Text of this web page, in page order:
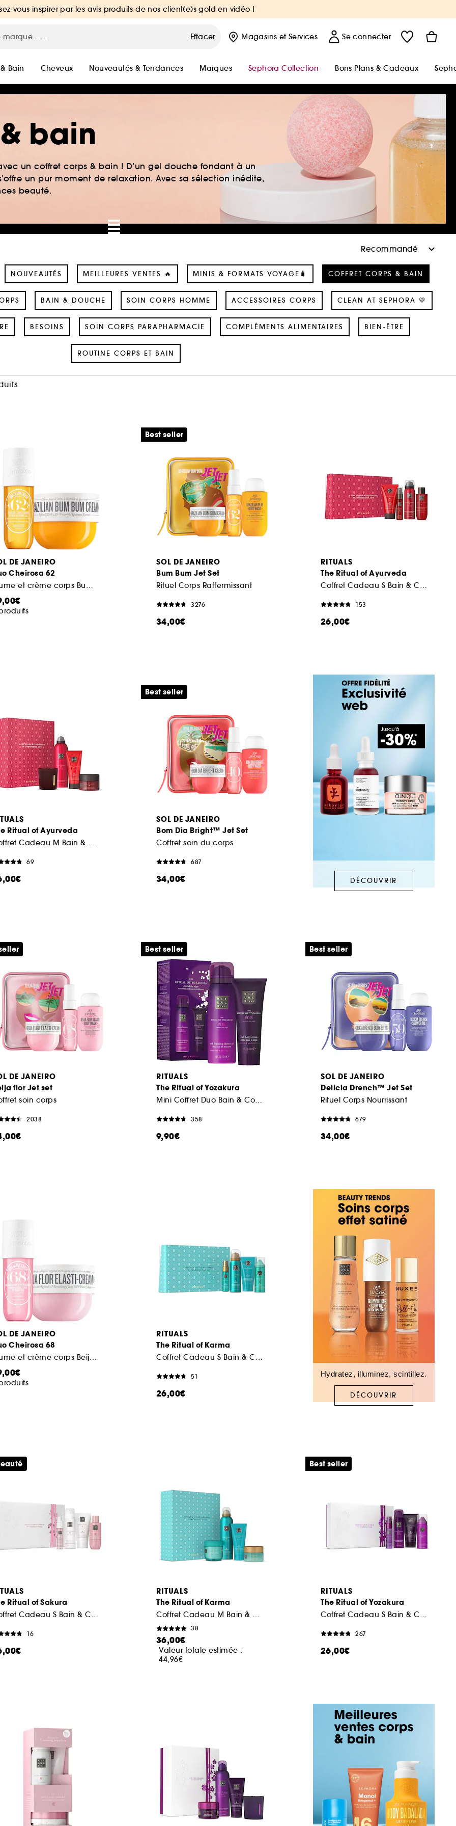
vous inspirer par les avis produits de nos client(e)s gold en vidéo !
Effacer Magasins et Services Se connecter
Bain Cheveux Nouveautés & Tendances Marques Sephora Collection Bons Plans & Cadeaux
bain
un coffret corps & bain ! D’un gel douche fondant à un
un pur moment de relaxation. Avec sa sélection inédite,
beauté.
NOUVEAUTÉS MEILLEURES VENTES 🔥 MINIS & FORMATS VOYAGE🧳 COFFRET CORPS & BAIN
BAIN & DOUCHE SOIN CORPS HOMME ACCESSOIRES CORPS CLEAN AT SEPHORA 💛
BESOINS SOIN CORPS PARAPHARMACIE COMPLÉMENTS ALIMENTAIRES BIEN-ÊTRE
ROUTINE CORPS ET BAIN
DE JANEIRO
Cheirosa 62
SOL DE JANEIRO
Bum Bum Jet Set
Rituel Corps Raffermissant
3276
34,00€
Best seller
RITUALS
The Ritual of Ayurveda
153
26,00€
Ritual of Ayurveda
69
SOL DE JANEIRO
Bom Dia Bright™ Jet Set
Coffret soin du corps
687
34,00€
Best seller
DÉCOUVRIR
DE JANEIRO
flor Jet set
soin corps
2038
RITUALS
The Ritual of Yozakura
358
9,90€
Best seller
SOL DE JANEIRO
Delicia Drench™ Jet Set
Rituel Corps Nourrissant
679
34,00€
Best seller
DE JANEIRO
Cheirosa 68
RITUALS
The Ritual of Karma
51
26,00€
Hydratez, illuminez, scintillez.
DÉCOUVRIR
Ritual of Sakura
16
RITUALS
The Ritual of Karma
38
36,00€
Valeur totale estimée :
44,96€
RITUALS
The Ritual of Yozakura
267
26,00€
Best seller